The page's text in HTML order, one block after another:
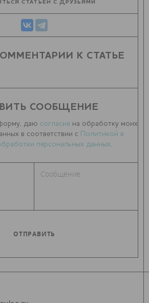
СТАТЬЕЙ С ДРУЗЬЯМИ
К СТАТЬЕ
СООБЩЕНИЕ
даю согласие на обработку моих
в соответствии с
Политикой в
персональных данных.